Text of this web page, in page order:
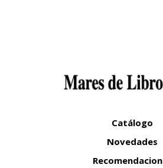
Catálogo
Novedades